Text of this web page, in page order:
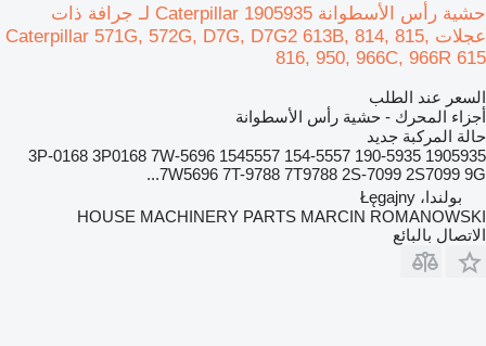
حشية رأس الأسطوانة Caterpillar 1905935 لـ جرافة ذات
عجلات Caterpillar 571G, 572G, D7G, D7G2 613B, 814, 815,
816, 950, 966C, 966R 615
السعر عند الطلب
أجزاء المحرك - حشية رأس الأسطوانة
حالة المركبة جديد
1905935 190-5935 154-5557 1545557 3P-0168 3P0168 7W-5696
7W5696 7T-9788 7T9788 2S-7099 2S7099 9G...
بولندا، Łęgajny
HOUSE MACHINERY PARTS MARCIN ROMANOWSKI
الاتصال بالبائع